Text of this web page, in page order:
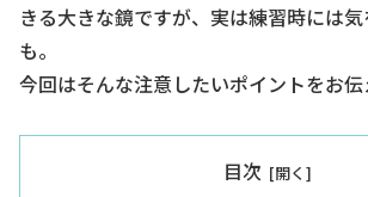
きる大きな鏡ですが、実は練習時には
も。
今回はそんな注意したいポイントをお伝
目次